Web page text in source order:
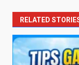
RELATED